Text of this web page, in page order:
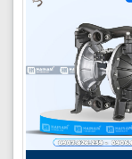
hiệu quả nhiều
sản xuất khắc
và các vật liệu
bảo độ bền vượt
tưởng cho các
tin cậy cao.